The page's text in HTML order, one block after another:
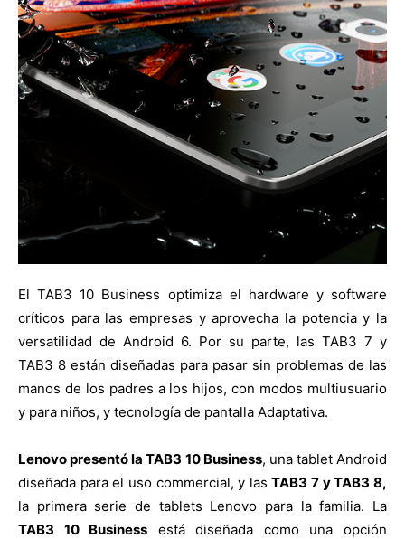
El TAB3 10 Business optimiza el hardware y software
críticos para las empresas y aprovecha la potencia y la
versatilidad de Android 6. Por su parte, las TAB3 7 y
TAB3 8 están diseñadas para pasar sin problemas de las
manos de los padres a los hijos, con modos multiusuario
y para niños, y tecnología de pantalla Adaptativa.
Lenovo presentó la TAB3 10 Business, una tablet Android
diseñada para el uso commercial, y lasTAB3 7 y TAB3 8,
la primera serie de tablets Lenovo para la familia. La
TAB3 10 Business está diseñada como una opción